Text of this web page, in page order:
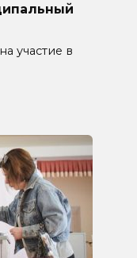
участие в